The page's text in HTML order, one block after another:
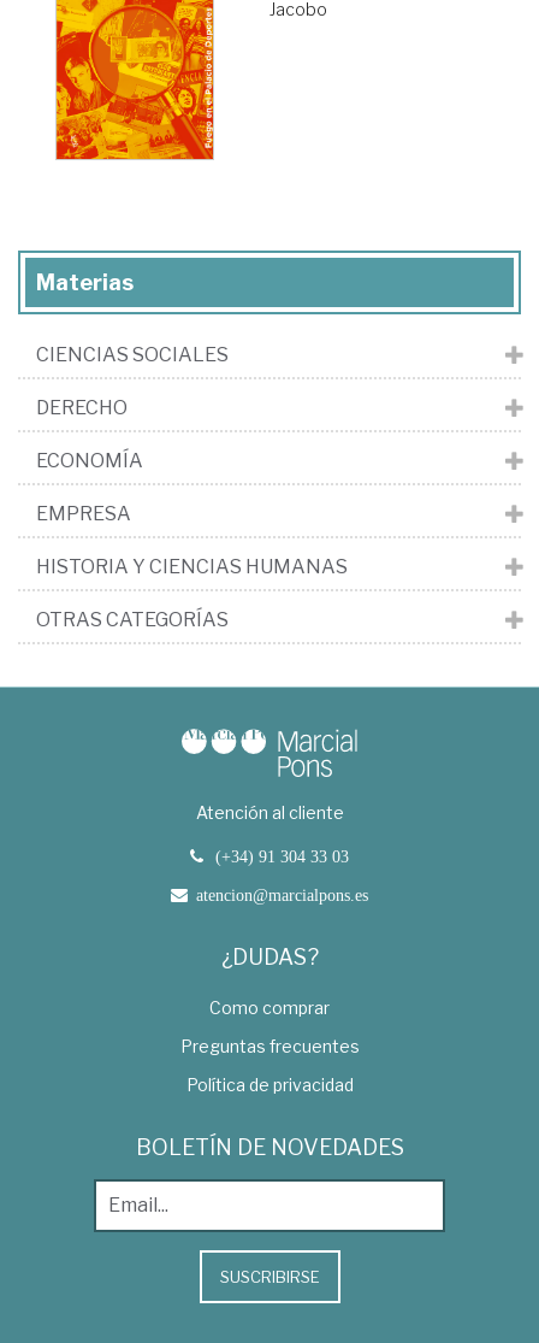
Jacobo
Materias
CIENCIAS SOCIALES
DERECHO
ECONOMÍA
EMPRESA
HISTORIA Y CIENCIAS HUMANAS
OTRAS CATEGORÍAS
Atención al cliente
(+34) 91 304 33 03
atencion@marcialpons.es
¿DUDAS?
Como comprar
Preguntas frecuentes
Política de privacidad
BOLETÍN DE NOVEDADES
SUSCRIBIRSE